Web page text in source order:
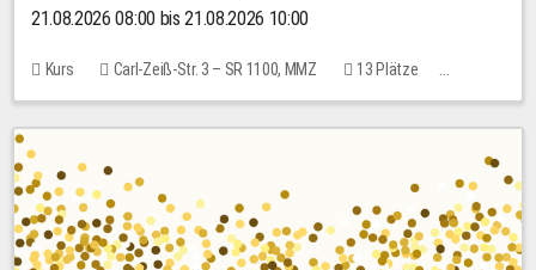
21.08.2026 08:00 bis 21.08.2026 10:00
Kurs Carl-Zeiß-Str. 3 – SR 1100, MMZ
13 Plätze
10,00 EUR